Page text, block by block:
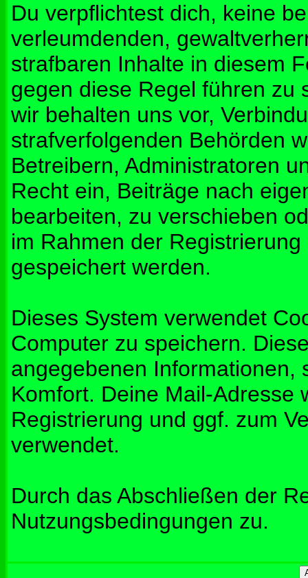
Du verpflichtest dich, keine
verleumdenden,
strafbaren Inhalte in diesem
gegen diese Regel führen zu
wir behalten uns vor,
strafverfolgenden Behörden
Betreibern, Administratoren
Recht ein, Beiträge nach
bearbeiten, zu verschieben
im Rahmen der
gespeichert werden.
Dieses System verwendet
Computer zu speichern.
angegebenen Informationen,
Komfort. Deine Mail-Adresse
Registrierung und ggf. zum
verwendet.
Durch das Abschließen der
Nutzungsbedingungen zu.